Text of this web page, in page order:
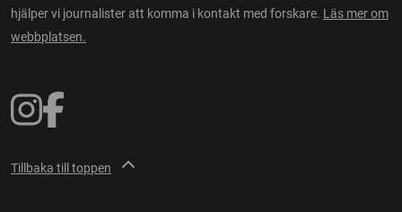
hjälper vi journalister att komma i kontakt med forskare. Läs mer om
webbplatsen.
Tillbaka till toppen